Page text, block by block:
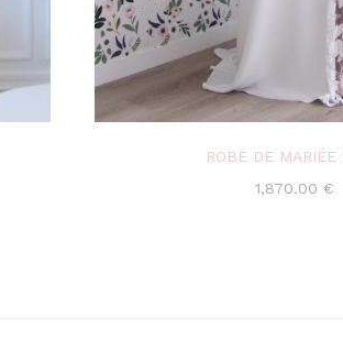
ROBE DE MARIÉE
1,870.00 €